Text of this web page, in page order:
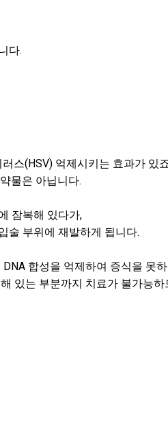
다.
스(HSV) 억제시키는 효과가 있
물은 아닙니다.
잠복해 있다가,
술 부위에 재발하게 됩니다.
합성을 억제하여 증식을 못
있는 부분까지 치료가 불가능